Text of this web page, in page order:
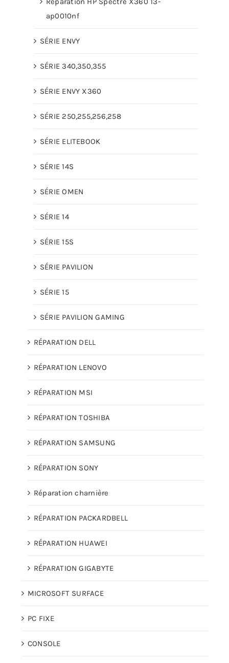
ap0010nf
SÉRIE ENVY
SÉRIE 340,350,355
SÉRIE ENVY X360
SÉRIE 250,255,256,258
SÉRIE ELITEBOOK
SÉRIE 14S
SÉRIE OMEN
SÉRIE 14
SÉRIE 15S
SÉRIE PAVILION
SÉRIE 15
SÉRIE PAVILION GAMING
RÉPARATION DELL
RÉPARATION LENOVO
RÉPARATION MSI
RÉPARATION TOSHIBA
RÉPARATION SAMSUNG
RÉPARATION SONY
Réparation charnière
RÉPARATION PACKARDBELL
RÉPARATION HUAWEI
RÉPARATION GIGABYTE
MICROSOFT SURFACE
PC FIXE
CONSOLE